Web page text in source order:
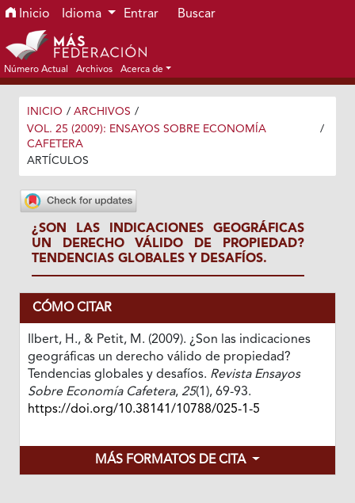
Ir al menú de navegación principal
Ir al contenido principal
Ir al pie de página del sitio
Inicio Idioma Entrar Buscar
Número Actual Archivos Acerca de
INICIO / ARCHIVOS /
VOL. 25 (2009): ENSAYOS SOBRE ECONOMÍA
CAFETERA
/
ARTÍCULOS
¿SON LAS INDICACIONES GEOGRÁFICAS
UN DERECHO VÁLIDO DE PROPIEDAD?
TENDENCIAS GLOBALES Y DESAFÍOS.
CÓMO CITAR
Ilbert, H., & Petit, M. (2009). ¿Son las indicaciones
geográficas un derecho válido de propiedad?
Tendencias globales y desafíos. Revista Ensayos
Sobre Economía Cafetera, 25(1), 69-93.
https://doi.org/10.38141/10788/025-1-5
MÁS FORMATOS DE CITA